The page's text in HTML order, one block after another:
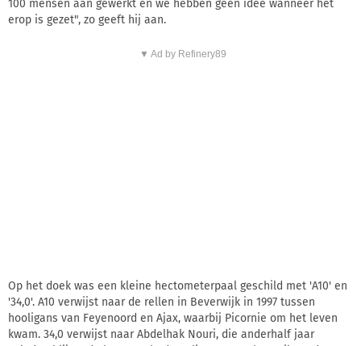
100 mensen aan gewerkt en we hebben geen idee wanneer het
erop is gezet", zo geeft hij aan.
▼ Ad by Refinery89
Op het doek was een kleine hectometerpaal geschild met 'A10' en
'34,0'. A10 verwijst naar de rellen in Beverwijk in 1997 tussen
hooligans van Feyenoord en Ajax, waarbij Picornie om het leven
kwam. 34,0 verwijst naar Abdelhak Nouri, die anderhalf jaar